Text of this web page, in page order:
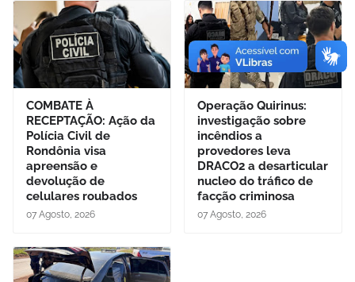
COMBATE À
RECEPTAÇÃO: Ação da
Polícia Civil de
Rondônia visa
apreensão e
devolução de
celulares roubados
07 Agosto, 2026
Operação Quirinus:
investigação sobre
incêndios a
provedores leva
DRACO2 a desarticular
nucleo do tráfico de
facção criminosa
07 Agosto, 2026